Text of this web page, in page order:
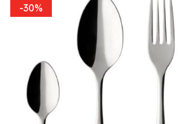
-30%